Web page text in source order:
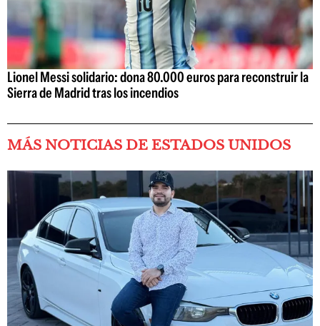
Lionel Messi solidario: dona 80.000 euros para reconstruir la
Sierra de Madrid tras los incendios
MÁS NOTICIAS DE ESTADOS UNIDOS